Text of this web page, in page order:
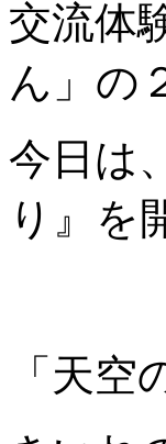
交流体
ん」の
今日は
り』を
「天